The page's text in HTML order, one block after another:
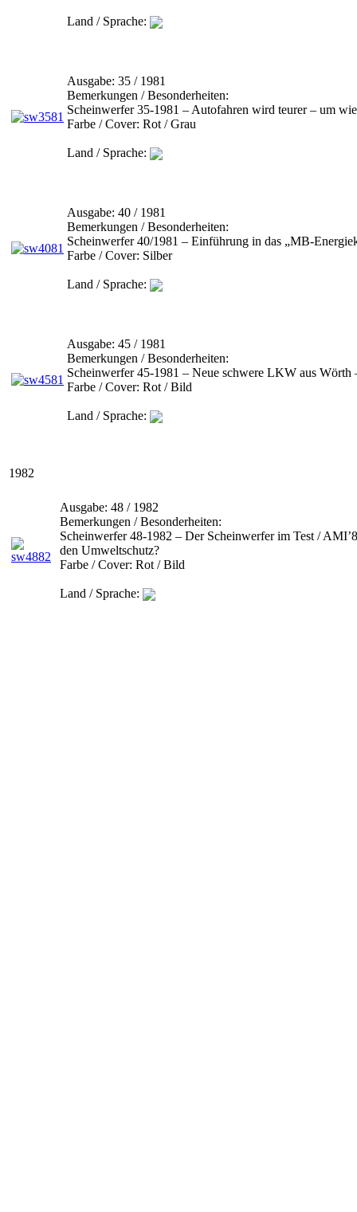
Land / Sprache:
Ausgabe: 35 / 1981
Bemerkungen / Besonderheiten:
Scheinwerfer 35-1981 – Autofahren wird teurer – um
Farbe / Cover: Rot / Grau
Land / Sprache:
Ausgabe: 40 / 1981
Bemerkungen / Besonderheiten:
Scheinwerfer 40/1981 – Einführung in das „MB-
Farbe / Cover: Silber
Land / Sprache:
Ausgabe: 45 / 1981
Bemerkungen / Besonderheiten:
Scheinwerfer 45-1981 – Neue schwere LKW aus Wörth
Farbe / Cover: Rot / Bild
Land / Sprache:
1982
Ausgabe: 48 / 1982
Bemerkungen / Besonderheiten:
Scheinwerfer 48-1982 – Der Scheinwerfer im Test /
den Umweltschutz?
Farbe / Cover: Rot / Bild
Land / Sprache: